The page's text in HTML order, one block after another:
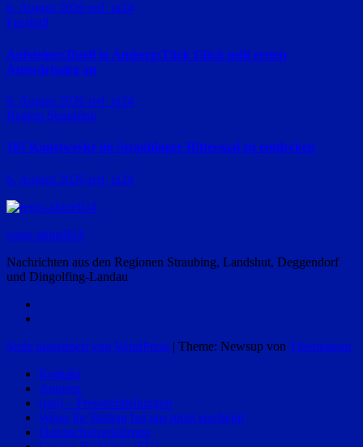
6. August 2026 red_ra24
Fussball
Aufsteiger-Duell in Amberg:Türk Gücü peilt ersten
Auswärtssieg an
6. August 2026 red_ra24
Region Straubing
105 Kunstwerke im Straubinger Rittersaal zu entdecken
6. August 2026 red_ra24
regio-aktuell24
Nachrichten aus den Regionen Straubing, Landshut, Deggendorf
und Dingolfing-Landau
Stolz präsentiert von WordPress | Theme: Newsup von Themeansar
Kontakt
Autoren
(pm) – Pressemitteilungen
Wenn Ihr Beitrag bei uns nicht erscheint
Datenschutzerklärung